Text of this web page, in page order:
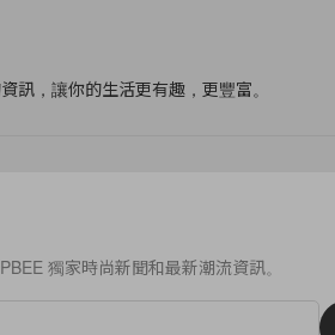
訊，讓你的生活更有趣，更豐富。
獨家時尚新聞和最新潮流資訊。